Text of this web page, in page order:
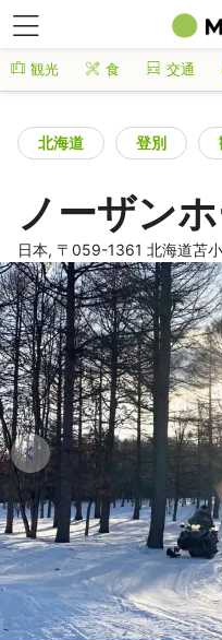
観光 食 交通
北海道 登別
ノーザン
日本, 〒059-1361 北海道苫